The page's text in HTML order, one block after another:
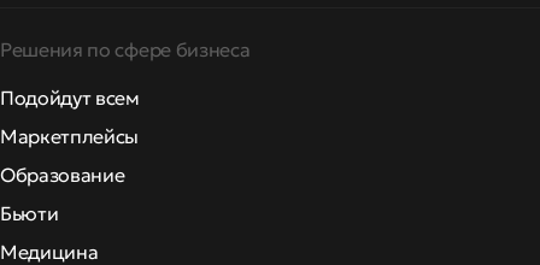
Решения по сфере бизнеса
Подойдут всем
Маркетплейсы
Образование
Бьюти
Медицина